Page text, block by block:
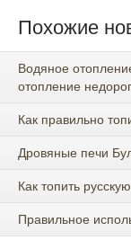
Похожие
Водяное
отопление
Как правильно
Дровяные печи
Как топить
Правильное